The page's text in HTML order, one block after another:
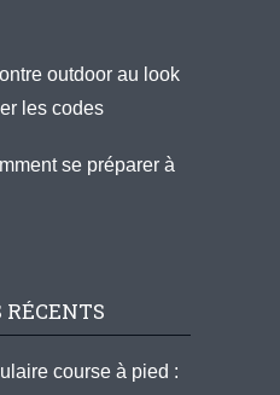
outdoor au look
les codes
se préparer à
course à pied :